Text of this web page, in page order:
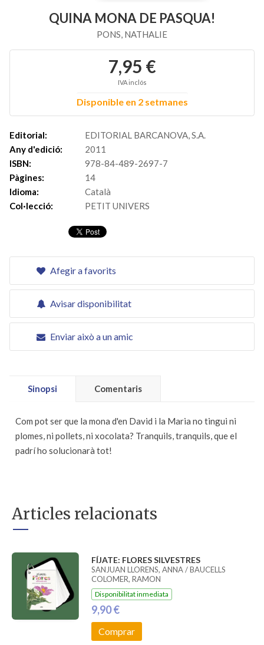
QUINA MONA DE PASQUA!
PONS, NATHALIE
7,95 €
IVA inclós
Disponible en 2 setmanes
Editorial:
EDITORIAL BARCANOVA, S.A.
Any d'edició:
2011
ISBN:
978-84-489-2697-7
Pàgines:
14
Idioma:
Català
Col·lecció:
PETIT UNIVERS
Afegir a favorits
Avisar disponibilitat
Enviar això a un amic
Sinopsi Comentaris
Com pot ser que la mona d'en David i la Maria no tingui ni
plomes, ni pollets, ni xocolata? Tranquils, tranquils, que el
padrí ho solucionarà tot!
Articles relacionats
FÍJATE: FLORES SILVESTRES
SANJUAN LLORENS, ANNA / BAUCELLS
COLOMER, RAMON
Disponibilitat inmediata
9,90 €
Comprar